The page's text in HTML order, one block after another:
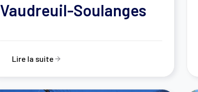
Vaudreuil-Soulanges
Lire la suite